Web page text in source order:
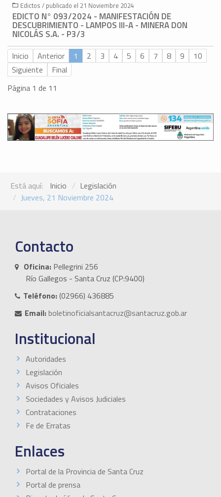
Edictos / publicado el 21 Noviembre 2024
EDICTO N° 093/2024 - MANIFESTACIÓN DE
DESCUBRIMIENTO - LAMPOS III-A - MINERA DON
NICOLÁS S.A. - P3/3
Inicio Anterior 1 2 3 4 5 6 7 8 9
10
Siguiente
Final
Página 1 de 11
Está aquí: Inicio
Legislación
Jueves, 21 Noviembre 2024
Contacto
Oficina: Pellegrini 256
Río Gallegos - Santa Cruz (CP:9400)
Teléfono:(02966) 436885
Email:boletinoficialsantacruz@santacruz.gob.ar
Institucional
Autoridades
Legislación
Avisos Oficiales
Sociedades y Avisos Judiciales
Contrataciones
Fe de Erratas
Enlaces
Portal de la Provincia de Santa Cruz
Portal de prensa